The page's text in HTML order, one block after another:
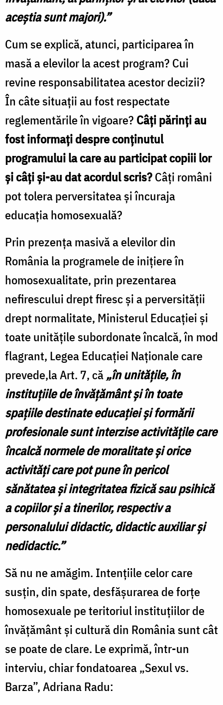
aceştia sunt majori).”
Cum se explică, atunci, participarea în
masă a elevilor la acest program? Cui
revine responsabilitatea acestor decizii?
În câte situaţii au fost respectate
reglementările în vigoare? Câţi părinţi au
fost informaţi despre conţinutul
programului la care au participat copiii lor
şi câţi şi-au dat acordul scris?Câţi români
pot tolera perversitatea şi încuraja
educaţia homosexuală?
Prin prezenţa masivă a elevilor din
România la programele de iniţiere în
homosexualitate, prin prezentarea
nefirescului drept firesc şi a perversităţii
drept normalitate, Ministerul Educaţiei şi
toate unităţile subordonate încalcă, în mod
flagrant, Legea Educaţiei Naţionale care
prevede,la Art. 7, că„în unităţile, în
instituţiile de învăţământ şi în toate
spaţiile destinate educaţiei şi formării
profesionale sunt interzise activităţile care
încalcă normele de moralitate şi orice
activităţi care pot pune în pericol
sănătatea şi integritatea fizică sau psihică
a copiilor şi a tinerilor, respectiv a
personalului didactic, didactic auxiliar şi
nedidactic.”
Să nu ne amăgim. Intenţiile celor care
susţin, din spate, desfăşurarea de forţe
homosexuale pe teritoriul instituţiilor de
învăţământ şi cultură din România sunt cât
se poate de clare. Le exprimă, într-un
interviu, chiar fondatoarea „Sexul vs.
Barza”, Adriana Radu: